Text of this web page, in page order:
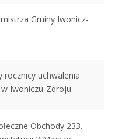
Gminy Iwonicz-
rocznicy uchwalenia
Iwoniczu-Zdroju
Obchody 233.